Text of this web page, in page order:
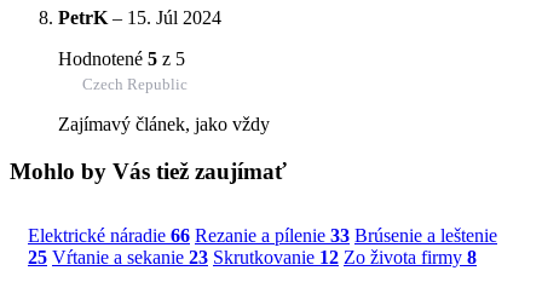
PetrK – 15. Júl 2024
Hodnotené 5 z 5
Czech Republic
Zajímavý článek, jako vždy
Mohlo by Vás tiež zaujímať
Elektrické náradie 66 Rezanie a pílenie 33 Brúsenie a leštenie
25 Vŕtanie a sekanie 23 Skrutkovanie 12 Zo života firmy 8